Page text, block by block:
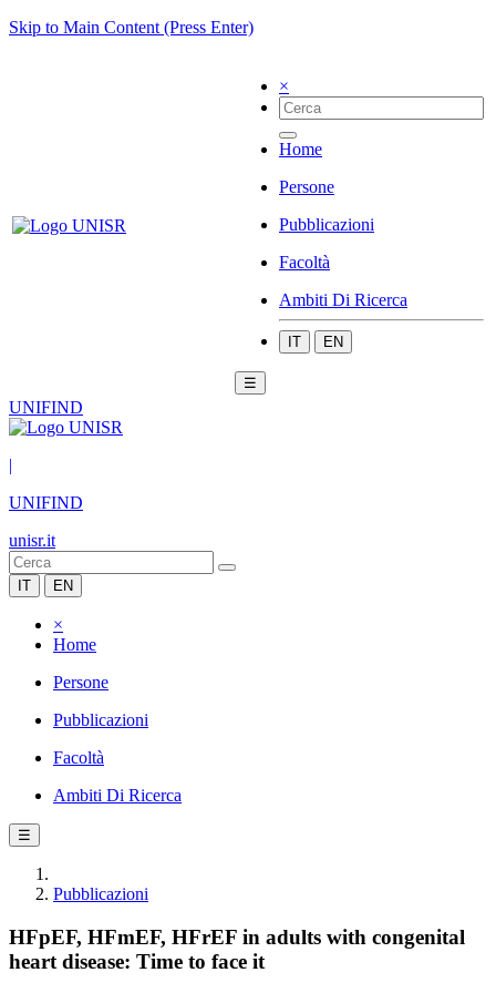
Skip to Main Content (Press Enter)
×
Home
Persone
Pubblicazioni
Facoltà
Ambiti Di Ricerca
IT EN
☰
UNIFIND
|
UNIFIND
unisr.it
IT EN
×
Home
Persone
Pubblicazioni
Facoltà
Ambiti Di Ricerca
☰
Pubblicazioni
HFpEF, HFmEF, HFrEF in adults with congenital
heart disease: Time to face it